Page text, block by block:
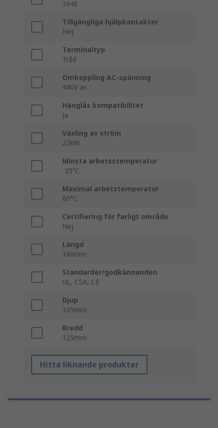
194E
Tillgängliga hjälpkontakter
Nej
Terminaltyp
Tråd
Omkoppling AC-spänning
440V ac
Hänglås kompatibilitet
Ja
Växling av ström
22kW
Minsta arbetsstemperatur
-25°C
Maximal arbetstemperatur
60°C
Certifiering för farligt område
Nej
Längd
180mm
Standarder/godkännanden
UL, CSA, CE
Djup
105mm
Bredd
125mm
Hitta liknande produkter